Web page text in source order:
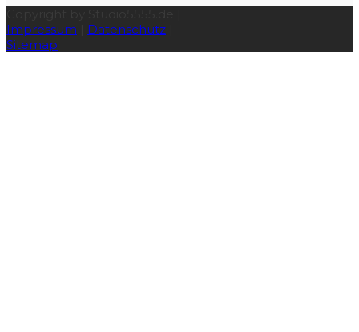
Impressum
Datenschutz
Sitemap